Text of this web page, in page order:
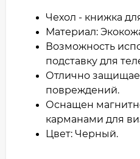
Чехол - книжка
Материал:
Возможность
подставку для
Отлично
повреждений.
Оснащен
карманами для
Цвет: Черный.